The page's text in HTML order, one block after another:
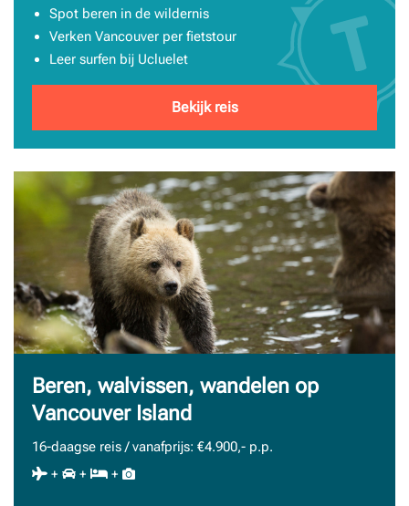
Spot beren in de wildernis
Verken Vancouver per fietstour
Leer surfen bij Ucluelet
Bekijk reis
Beren, walvissen, wandelen op
Vancouver Island
16-daagse reis / vanafprijs: €4.900,- p.p.
+
+ +